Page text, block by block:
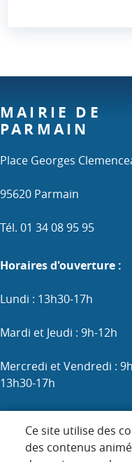
Ce site utilise des
des contenus
MAIRIE DE
PARMAIN
Place Georges
95620 Parmain
Tél. 01 34 08 95 95
Horaires d'ouverture :
Lundi : 13h30-17h
Mardi et Jeudi : 9h-12h
Mercredi et Vendredi :
13h30-17h